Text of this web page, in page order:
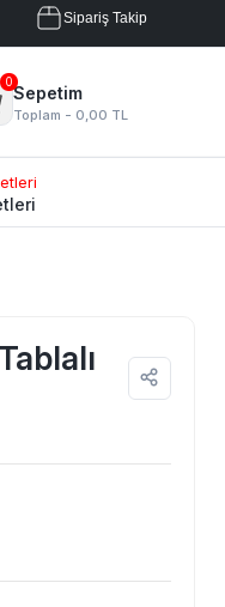
Sipariş Takip
0
Sepetim
Toplam - 0,00 TL